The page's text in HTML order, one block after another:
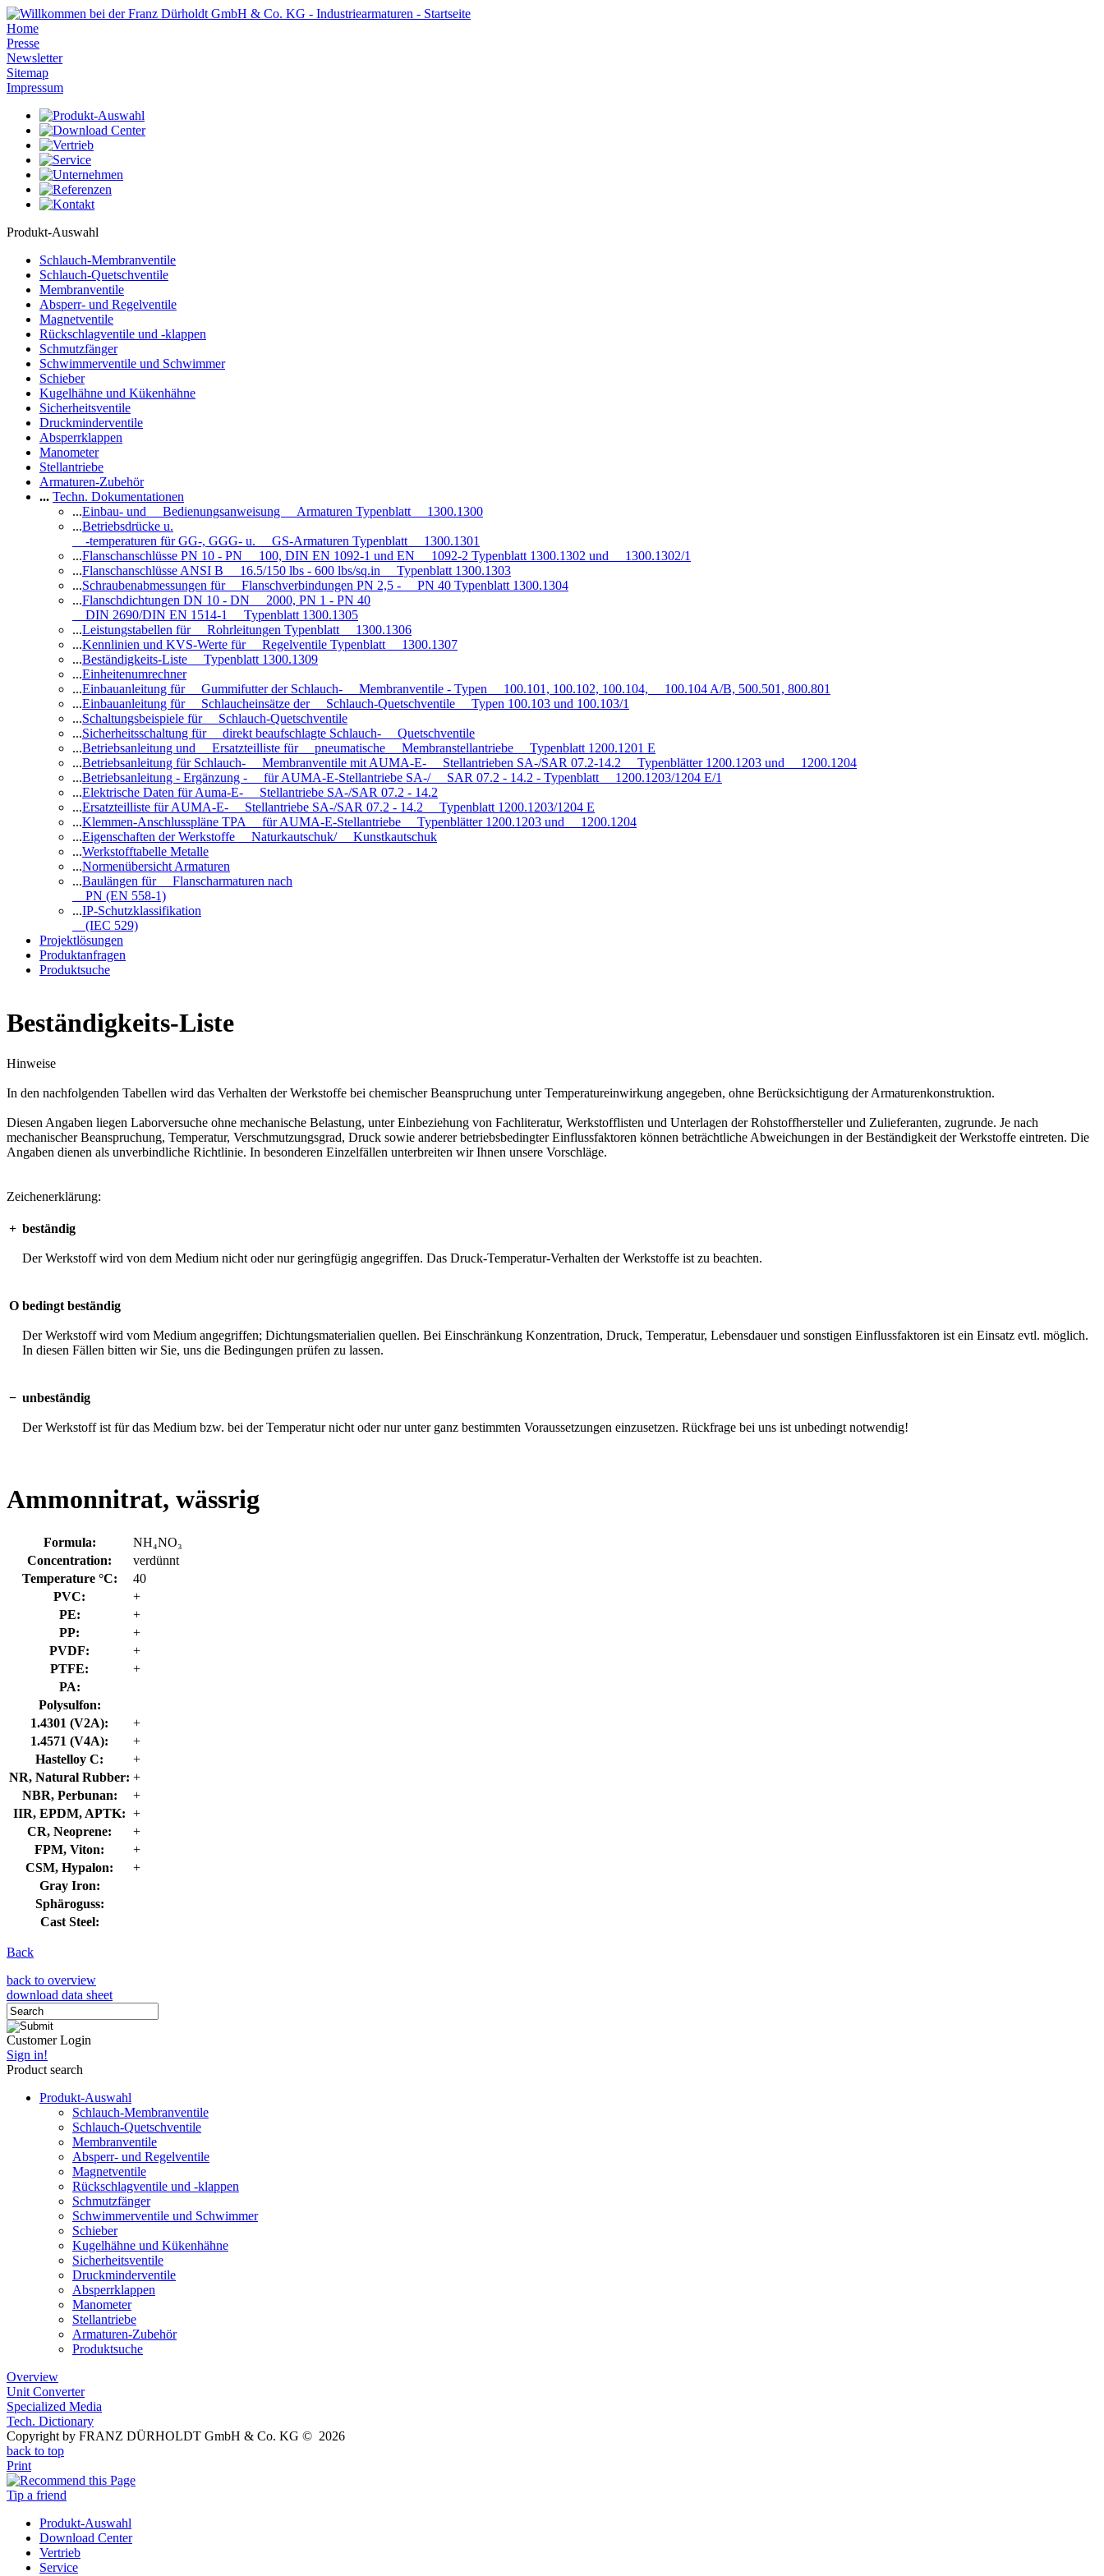
Home
Presse
Newsletter
Sitemap
Impressum
Produkt-Auswahl
Schlauch-Membranventile
Schlauch-Quetschventile
Membranventile
Absperr- und Regelventile
Magnetventile
Rückschlagventile und -klappen
Schmutzfänger
Schwimmerventile und Schwimmer
Schieber
Kugelhähne und Kükenhähne
Sicherheitsventile
Druckminderventile
Absperrklappen
Manometer
Stellantriebe
Armaturen-Zubehör
... Techn. Dokumentationen
...Einbau- und Bedienungsanweisung Armaturen Typenblatt 1300.1300
...Betriebsdrücke u.
-temperaturen für GG-, GGG- u. GS-Armaturen Typenblatt 1300.1301
...Flanschanschlüsse PN 10 - PN 100, DIN EN 1092-1 und EN 1092-2 Typenblatt 1300.1302 und 1300.1302/1
...Flanschanschlüsse ANSI B 16.5/150 lbs - 600 lbs/sq.in Typenblatt 1300.1303
...Schraubenabmessungen für Flanschverbindungen PN 2,5 - PN 40 Typenblatt 1300.1304
...Flanschdichtungen DN 10 - DN 2000, PN 1 - PN 40
DIN 2690/DIN EN 1514-1 Typenblatt 1300.1305
...Leistungstabellen für Rohrleitungen Typenblatt 1300.1306
...Kennlinien und KVS-Werte für Regelventile Typenblatt 1300.1307
...Beständigkeits-Liste Typenblatt 1300.1309
...Einheitenumrechner
...Einbauanleitung für Gummifutter der Schlauch- Membranventile - Typen 100.101, 100.102, 100.104, 100.104 A/B, 500.501, 800.801
...Einbauanleitung für Schlaucheinsätze der Schlauch-Quetschventile Typen 100.103 und 100.103/1
...Schaltungsbeispiele für Schlauch-Quetschventile
...Sicherheitsschaltung für direkt beaufschlagte Schlauch- Quetschventile
...Betriebsanleitung und Ersatzteilliste für pneumatische Membranstellantriebe Typenblatt 1200.1201 E
...Betriebsanleitung für Schlauch- Membranventile mit AUMA-E- Stellantrieben SA-/SAR 07.2-14.2 Typenblätter 1200.1203 und 1200.1204
...Betriebsanleitung - Ergänzung - für AUMA-E-Stellantriebe SA-/ SAR 07.2 - 14.2 - Typenblatt 1200.1203/1204 E/1
...Elektrische Daten für Auma-E- Stellantriebe SA-/SAR 07.2 - 14.2
...Ersatzteilliste für AUMA-E- Stellantriebe SA-/SAR 07.2 - 14.2 Typenblatt 1200.1203/1204 E
...Klemmen-Anschlusspläne TPA für AUMA-E-Stellantriebe Typenblätter 1200.1203 und 1200.1204
...Eigenschaften der Werkstoffe Naturkautschuk/ Kunstkautschuk
...Werkstofftabelle Metalle
...Normenübersicht Armaturen
...Baulängen für Flanscharmaturen nach
PN (EN 558-1)
...IP-Schutzklassifikation
(IEC 529)
Projektlösungen
Produktanfragen
Produktsuche
Beständigkeits-Liste
Hinweise
In den nachfolgenden Tabellen wird das Verhalten der Werkstoffe bei chemischer Beanspruchung unter Temperatureinwirkung angegeben, ohne Berücksichtigung der Armaturenkonstruktion.
Diesen Angaben liegen Laborversuche ohne mechanische Belastung, unter Einbeziehung von Fachliteratur, Werkstofflisten und Unterlagen der Rohstoffhersteller und Zulieferanten, zugrunde. Je nach
mechanischer Beanspruchung, Temperatur, Verschmutzungsgrad, Druck sowie anderer betriebsbedingter Einflussfaktoren können beträchtliche Abweichungen in der Beständigkeit der Werkstoffe eintreten. Die
Angaben dienen als unverbindliche Richtlinie. In besonderen Einzelfällen unterbreiten wir Ihnen unsere Vorschläge.
Zeichenerklärung:
+ beständig
Der Werkstoff wird von dem Medium nicht oder nur geringfügig angegriffen. Das Druck-Temperatur-Verhalten der Werkstoffe ist zu beachten.
O bedingt beständig
Der Werkstoff wird vom Medium angegriffen; Dichtungsmaterialien quellen. Bei Einschränkung Konzentration, Druck, Temperatur, Lebensdauer und sonstigen Einflussfaktoren ist ein Einsatz evtl. möglich.
In diesen Fällen bitten wir Sie, uns die Bedingungen prüfen zu lassen.
− unbeständig
Der Werkstoff ist für das Medium bzw. bei der Temperatur nicht oder nur unter ganz bestimmten Voraussetzungen einzusetzen. Rückfrage bei uns ist unbedingt notwendig!
Ammonnitrat, wässrig
Formula:
NH₄NO₃
Concentration:
verdünnt
Temperature °C:
40
PVC:
+
PE:
+
PP:
+
PVDF:
+
PTFE:
+
PA:
Polysulfon:
1.4301 (V2A):
+
1.4571 (V4A):
+
Hastelloy C:
+
NR, Natural Rubber: +
NBR, Perbunan:
+
IIR, EPDM, APTK: +
CR, Neoprene:
+
FPM, Viton:
+
CSM, Hypalon:
+
Gray Iron:
Sphäroguss:
Cast Steel:
Back
back to overview
download data sheet
Customer Login
Sign in!
Product search
Produkt-Auswahl
Schlauch-Membranventile
Schlauch-Quetschventile
Membranventile
Absperr- und Regelventile
Magnetventile
Rückschlagventile und -klappen
Schmutzfänger
Schwimmerventile und Schwimmer
Schieber
Kugelhähne und Kükenhähne
Sicherheitsventile
Druckminderventile
Absperrklappen
Manometer
Stellantriebe
Armaturen-Zubehör
Produktsuche
Overview
Unit Converter
Specialized Media
Tech. Dictionary
Copyright by FRANZ DÜRHOLDT GmbH & Co. KG © 2026
back to top
Print
Tip a friend
Produkt-Auswahl
Download Center
Vertrieb
Service